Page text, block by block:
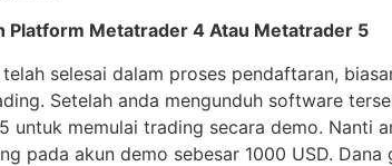
Platform Metatrader 4 Atau Metatrader 5
selesai dalam proses pendaftaran,
Setelah anda mengunduh software
untuk memulai trading secara demo. Nanti
pada akun demo sebesar 1000 USD.